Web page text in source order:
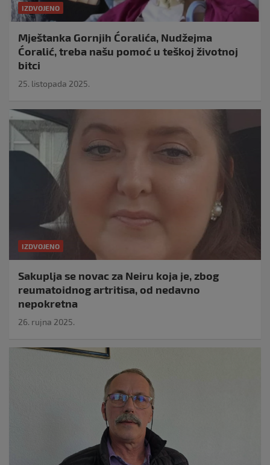
IZDVOJENO
Mještanka Gornjih Ćoralića, Nudžejma
Ćoralić, treba našu pomoć u teškoj životnoj
bitci
25. listopada 2025.
IZDVOJENO
Sakuplja se novac za Neiru koja je, zbog
reumatoidnog artritisa, od nedavno
nepokretna
26. rujna 2025.